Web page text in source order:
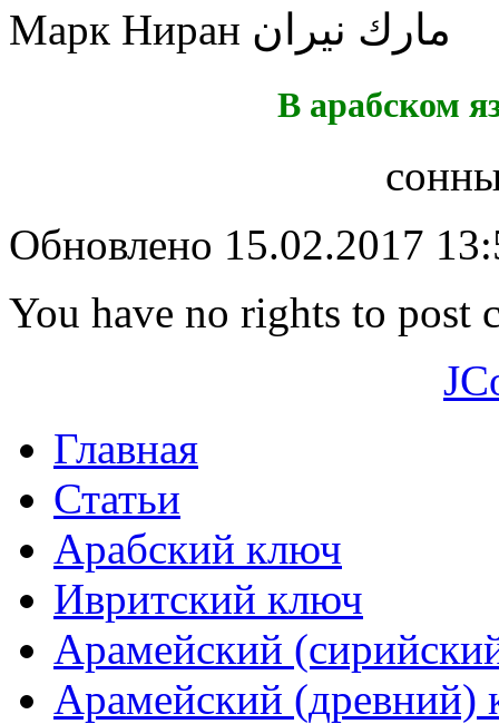
Марк Ниран مارك نيران
В арабском
Обновлено 15.02.2017
You have no rights to post
Главная
Статьи
Арабский ключ
Ивритский ключ
Арамейский
Арамейский (древний)